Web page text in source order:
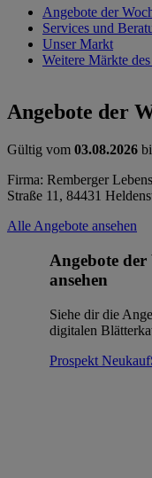
Angebote der
Services und
Unser Markt
Weitere Märkte
Angebote der
Gültig vom 03.08.2026
Firma: Remberger
Straße 11, 84431
Alle Angebote ansehen
Angebote
ansehen
Siehe dir die
digitalen
Prospekt